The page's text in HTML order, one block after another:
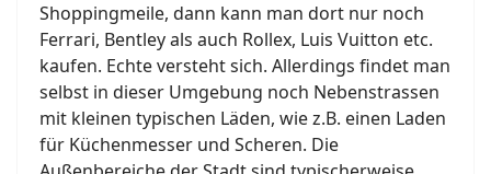
Shoppingmeile, dann kann man dort nur noch
Ferrari, Bentley als auch Rollex, Luis Vuitton etc.
kaufen. Echte versteht sich. Allerdings findet man
selbst in dieser Umgebung noch Nebenstrassen
mit kleinen typischen Läden, wie z.B. einen Laden
für Küchenmesser und Scheren. Die